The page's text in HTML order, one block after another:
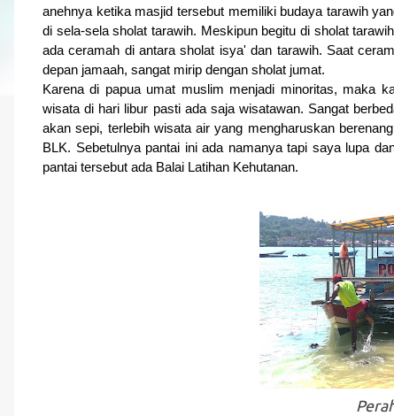
anehnya ketika masjid tersebut memiliki budaya tarawih
di sela-sela sholat tarawih. Meskipun begitu di sholat
ada ceramah di antara sholat isya' dan tarawih. Saat
depan jamaah, sangat mirip dengan sholat jumat.
Karena di papua umat muslim menjadi minoritas, maka
wisata di hari libur pasti ada saja wisatawan. Sangat
akan sepi, terlebih wisata air yang mengharuskan
BLK. Sebetulnya pantai ini ada namanya tapi saya lupa
pantai tersebut ada Balai Latihan Kehutanan.